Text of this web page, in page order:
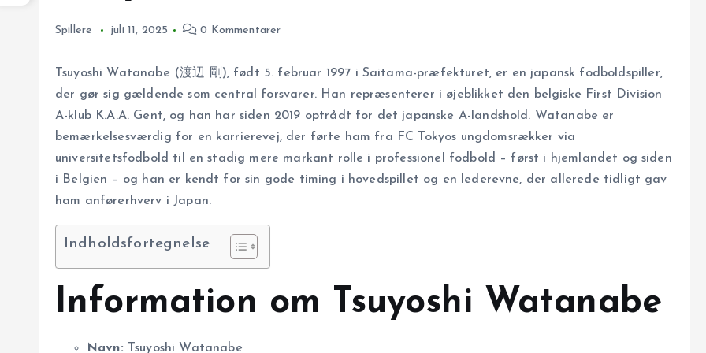
Spillere juli 11, 2025 0 Kommentarer
Tsuyoshi Watanabe (渡辺 剛), født 5. februar 1997 i Saitama-præfekturet, er en japansk fodboldspiller,
der gør sig gældende som central forsvarer. Han repræsenterer i øjeblikket den belgiske First Division
A-klub K.A.A. Gent, og han har siden 2019 optrådt for det japanske A-landshold. Watanabe er
bemærkelsesværdig for en karrierevej, der førte ham fra FC Tokyos ungdomsrækker via
universitetsfodbold til en stadig mere markant rolle i professionel fodbold – først i hjemlandet og siden
i Belgien – og han er kendt for sin gode timing i hovedspillet og en lederevne, der allerede tidligt gav
ham anførerhverv i Japan.
Indholdsfortegnelse
Information om Tsuyoshi Watanabe
Navn: Tsuyoshi Watanabe